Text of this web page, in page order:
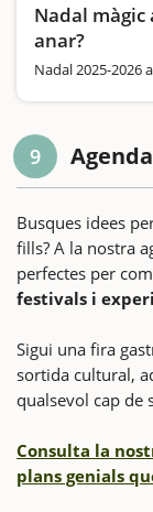
Nadal màgic
anar?
Nadal 2025-2026
9
Busques idees
fills? A la nostra
perfectes per
festivals i
Sigui una fira
sortida cultural,
qualsevol cap de
Consulta la
plans genials